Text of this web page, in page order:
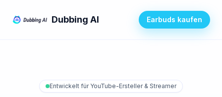
Dubbing AI Earbuds kaufen
Entwickelt für YouTube-Ersteller & Streamer